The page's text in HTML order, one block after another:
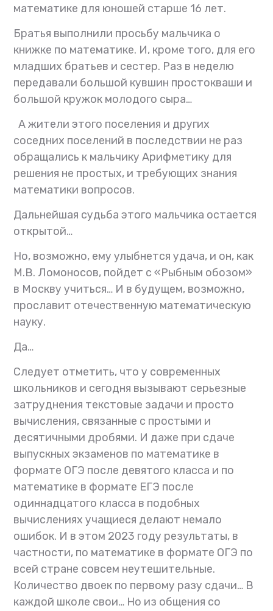
математике для юношей старше 16 лет.
Братья выполнили просьбу мальчика о
книжке по математике. И, кроме того, для его
младших братьев и сестер. Раз в неделю
передавали большой кувшин простокваши и
большой кружок молодого сыра…
А жители этого поселения и других
соседних поселений в последствии не раз
обращались к мальчику Арифметику для
решения не простых, и требующих знания
математики вопросов.
Дальнейшая судьба этого мальчика остается
открытой…
Но, возможно, ему улыбнется удача, и он, как
М.В. Ломоносов, пойдет с «Рыбным обозом»
в Москву учиться… И в будущем, возможно,
прославит отечественную математическую
науку.
Да…
Следует отметить, что у современных
школьников и сегодня вызывают серьезные
затруднения текстовые задачи и просто
вычисления, связанные с простыми и
десятичными дробями. И даже при сдаче
выпускных экзаменов по математике в
формате ОГЭ после девятого класса и по
математике в формате ЕГЭ после
одиннадцатого класса в подобных
вычислениях учащиеся делают немало
ошибок. И в этом 2023 году результаты, в
частности, по математике в формате ОГЭ по
всей стране совсем неутешительные.
Количество двоек по первому разу сдачи… В
каждой школе свои… Но из общения со